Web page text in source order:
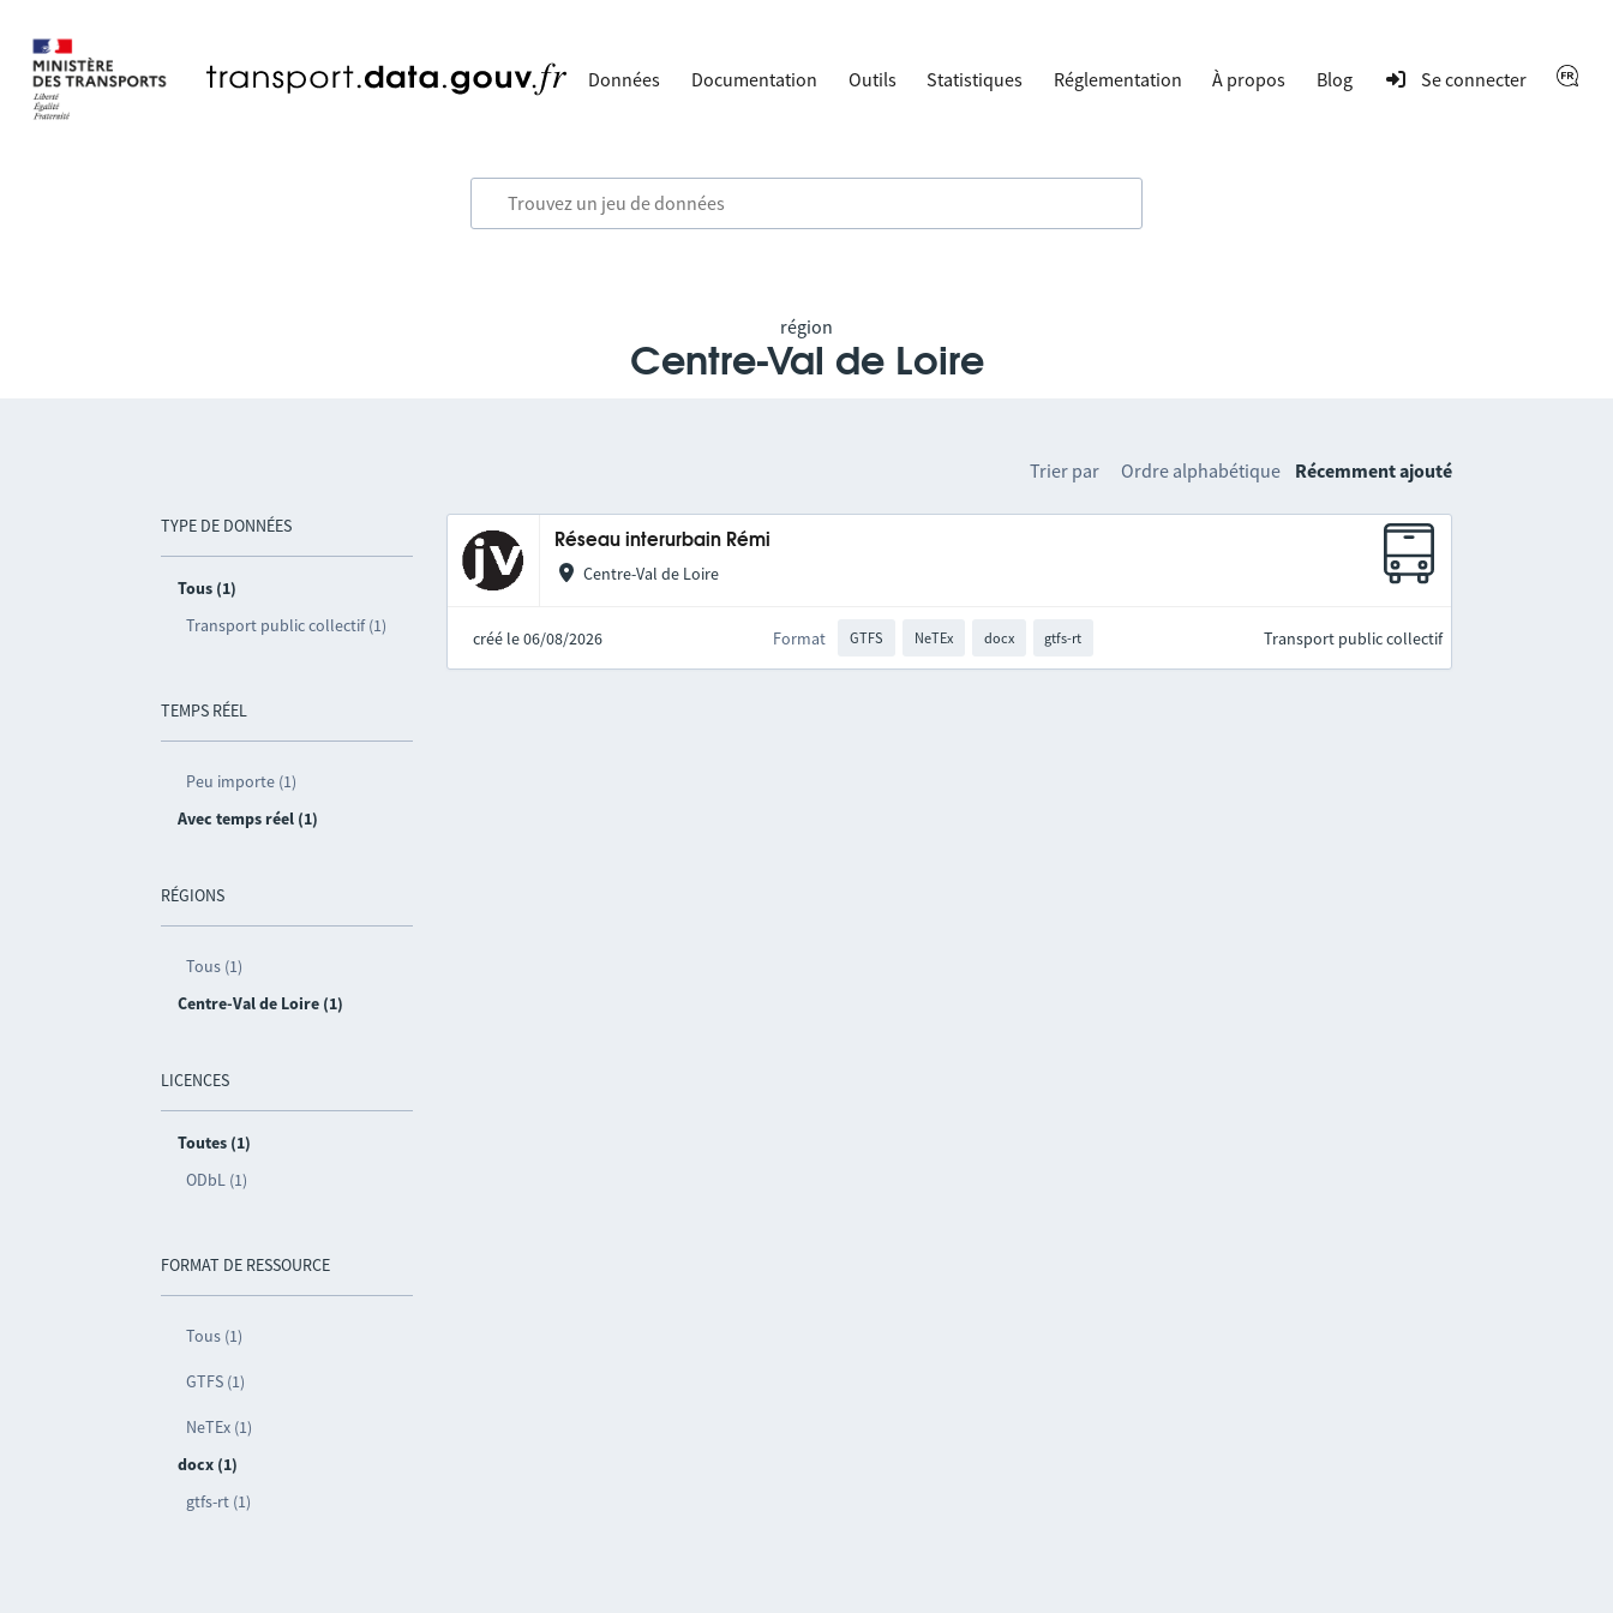
Données Documentation Outils Statistiques Réglementation À propos Blog Se connecter
région
Centre-Val de Loire
TYPE DE DONNÉES
Tous (1)
Transport public collectif (1)
TEMPS RÉEL
Peu importe (1)
Avec temps réel (1)
RÉGIONS
Tous (1)
Centre-Val de Loire (1)
LICENCES
Toutes (1)
ODbL (1)
FORMAT DE RESSOURCE
Tous (1)
GTFS (1)
NeTEx (1)
docx (1)
gtfs-rt (1)
Trier par Ordre alphabétique Récemment ajouté
Réseau interurbain Rémi
Centre-Val de Loire
créé le 06/08/2026 Format GTFS NeTEx docx gtfs-rt Transport public collectif